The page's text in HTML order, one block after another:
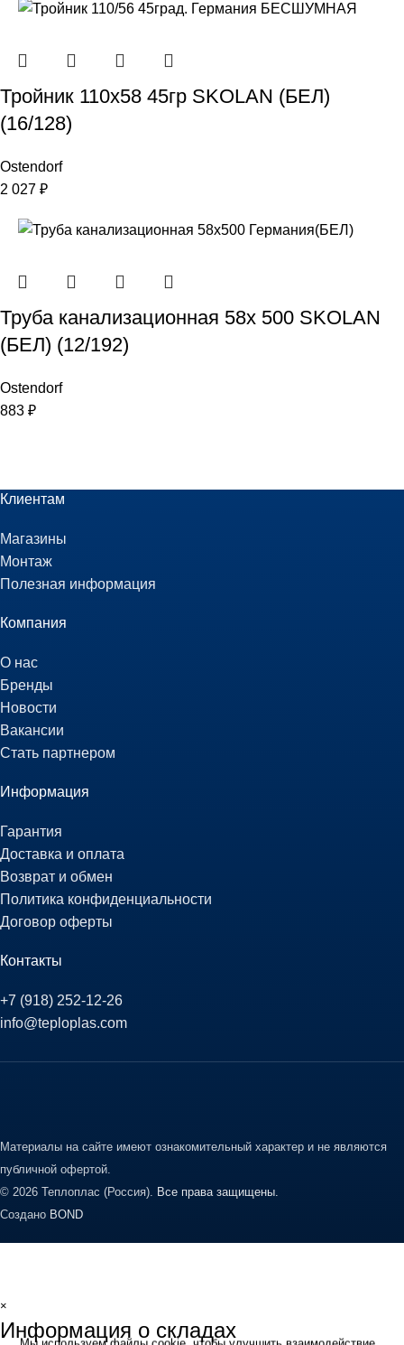
Тройник 110х58 45гр SKOLAN (БЕЛ)
(16/128)
Ostendorf
2 027 ₽
Труба канализационная 58х 500 SKOLAN
(БЕЛ) (12/192)
Ostendorf
883 ₽
Клиентам
Магазины
Монтаж
Полезная информация
Компания
О нас
Бренды
Новости
Вакансии
Стать партнером
Информация
Гарантия
Доставка и оплата
Возврат и обмен
Политика конфиденциальности
Договор оферты
Контакты
+7 (918) 252-12-26
info@teploplas.com
Материалы на сайте имеют ознакомительный характер и не являются
публичной офертой.
© 2026 Теплоплас (Россия). Все права защищены.
Создано BOND
×
Информация о складах